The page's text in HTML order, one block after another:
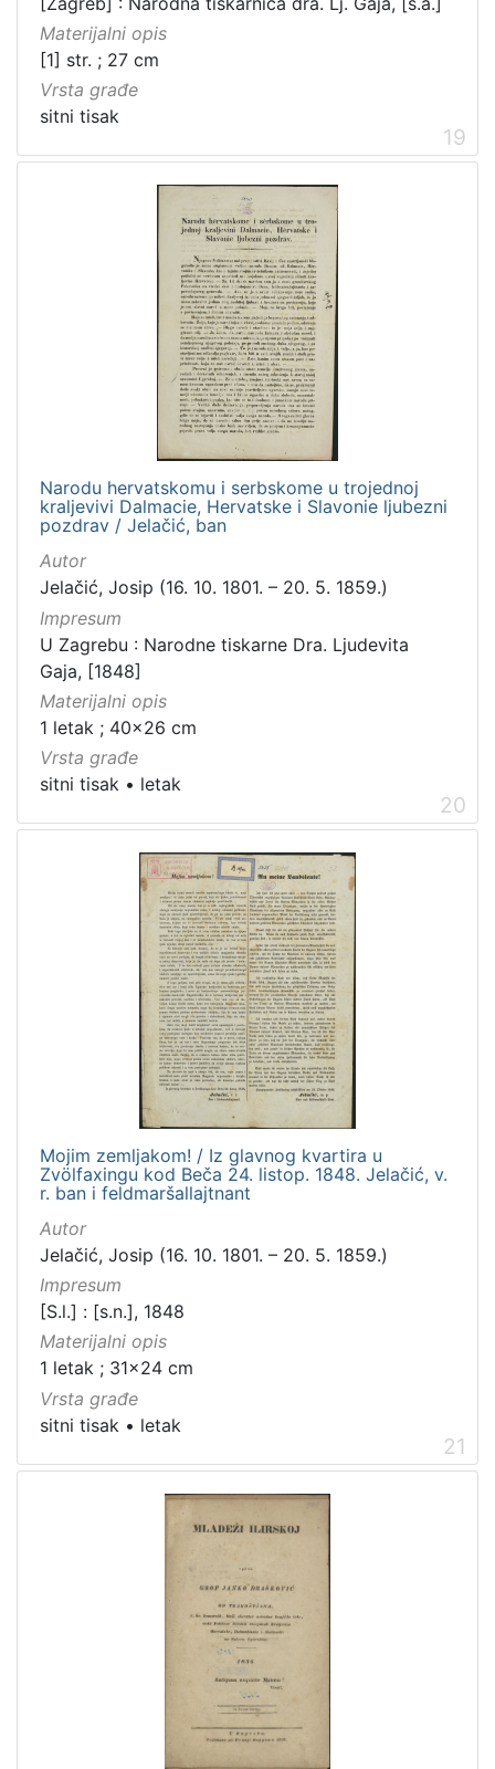
Materijalni opis
[1] str. ; 27 cm
Vrsta građe
sitni tisak
19
Narodu hervatskomu i serbskome u trojednoj
kraljevivi Dalmacie, Hervatske i Slavonie ljubezni
pozdrav / Jelačić, ban
Autor
Jelačić, Josip (16. 10. 1801. – 20. 5. 1859.)
Impresum
U Zagrebu : Narodne tiskarne Dra. Ljudevita
Gaja, [1848]
Materijalni opis
1 letak ; 40x26 cm
Vrsta građe
sitni tisak • letak
20
Mojim zemljakom! / Iz glavnog kvartira u
Zvölfaxingu kod Beča 24. listop. 1848. Jelačić, v.
r. ban i feldmaršallajtnant
Autor
Jelačić, Josip (16. 10. 1801. – 20. 5. 1859.)
Impresum
[S.l.] : [s.n.], 1848
Materijalni opis
1 letak ; 31x24 cm
Vrsta građe
sitni tisak • letak
21